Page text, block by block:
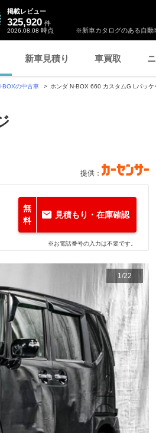
※新車カタログのある自動
掲載レビュー
325,920 件
2026.08.08 時点
新車見積り 車買取
BOXの中古車 ホンダ N-BOX 660 カスタムG Lパッ
提供：
無
料
見積もり・在庫確認
※お電話番号の入力は不要です。
1/22